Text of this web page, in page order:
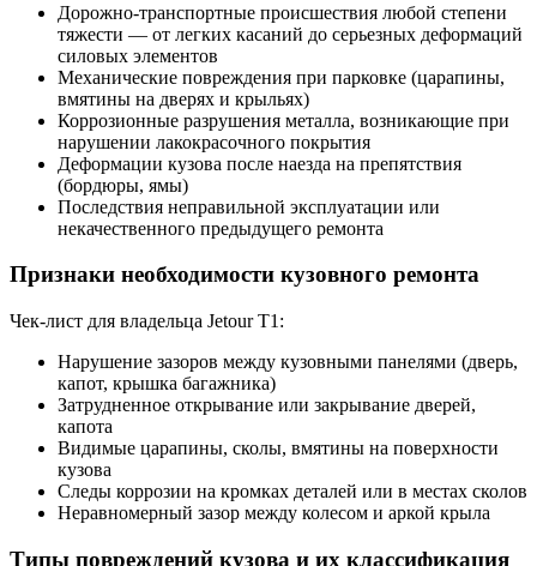
Дорожно-транспортные происшествия любой степени
тяжести — от легких касаний до серьезных деформаций
силовых элементов
Механические повреждения при парковке (царапины,
вмятины на дверях и крыльях)
Коррозионные разрушения металла, возникающие при
нарушении лакокрасочного покрытия
Деформации кузова после наезда на препятствия
(бордюры, ямы)
Последствия неправильной эксплуатации или
некачественного предыдущего ремонта
Признаки необходимости кузовного ремонта
Чек-лист для владельца Jetour T1:
Нарушение зазоров между кузовными панелями (дверь,
капот, крышка багажника)
Затрудненное открывание или закрывание дверей,
капота
Видимые царапины, сколы, вмятины на поверхности
кузова
Следы коррозии на кромках деталей или в местах сколов
Неравномерный зазор между колесом и аркой крыла
Типы повреждений кузова и их классификация